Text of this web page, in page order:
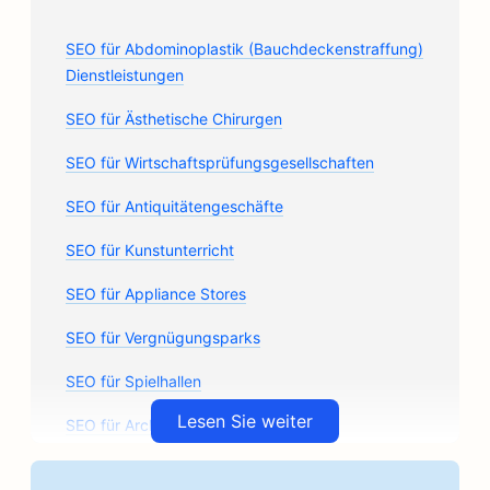
SEO für Abdominoplastik (Bauchdeckenstraffung)
Dienstleistungen
SEO für Ästhetische Chirurgen
SEO für Wirtschaftsprüfungsgesellschaften
SEO für Antiquitätengeschäfte
SEO für Kunstunterricht
SEO für Appliance Stores
SEO für Vergnügungsparks
SEO für Spielhallen
SEO für ArchitekturbürosLesen Sie weiter